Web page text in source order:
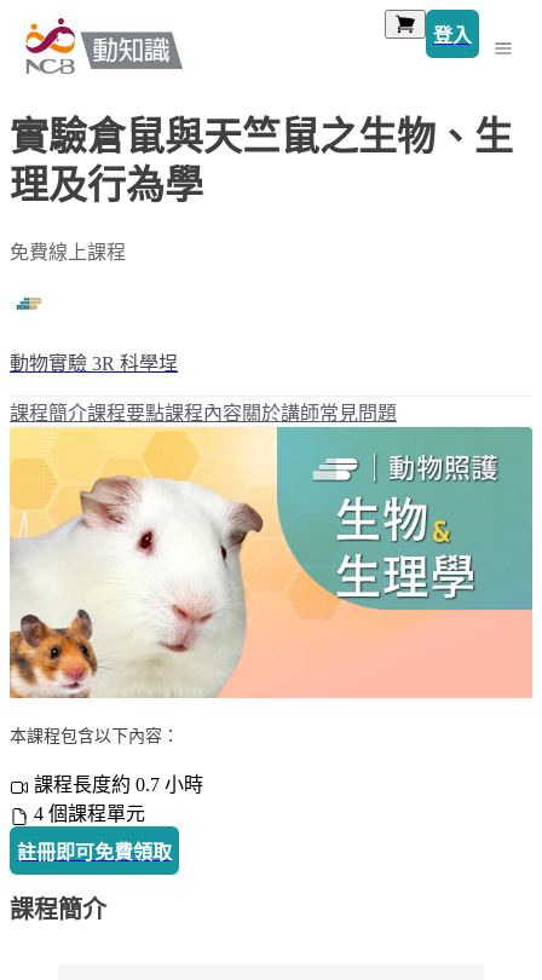
登入
實驗倉鼠與天竺鼠之生物、生
理及行為學
免費線上課程
動物實驗 3R 科學埕
課程簡介課程要點課程內容關於講師常見問題
本課程包含以下內容：
課程長度約 0.7 小時
4 個課程單元
註冊即可免費領取
課程簡介